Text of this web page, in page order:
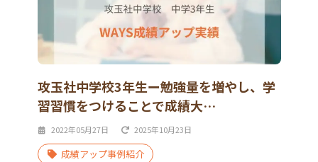
攻玉社中学校3年生ー勉強量を増やし、学
習習慣をつけることで成績大…
2022年05月27日 2025年10月23日
成績アップ事例紹介